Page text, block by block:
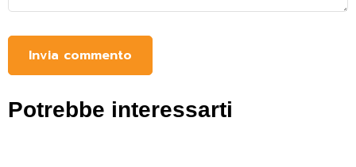
Potrebbe interessarti